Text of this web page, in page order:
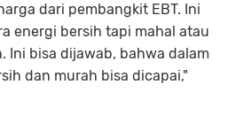
dari pembangkit EBT. Ini
energi bersih tapi mahal atau
Ini bisa dijawab, bahwa dalam
dan murah bisa dicapai,"